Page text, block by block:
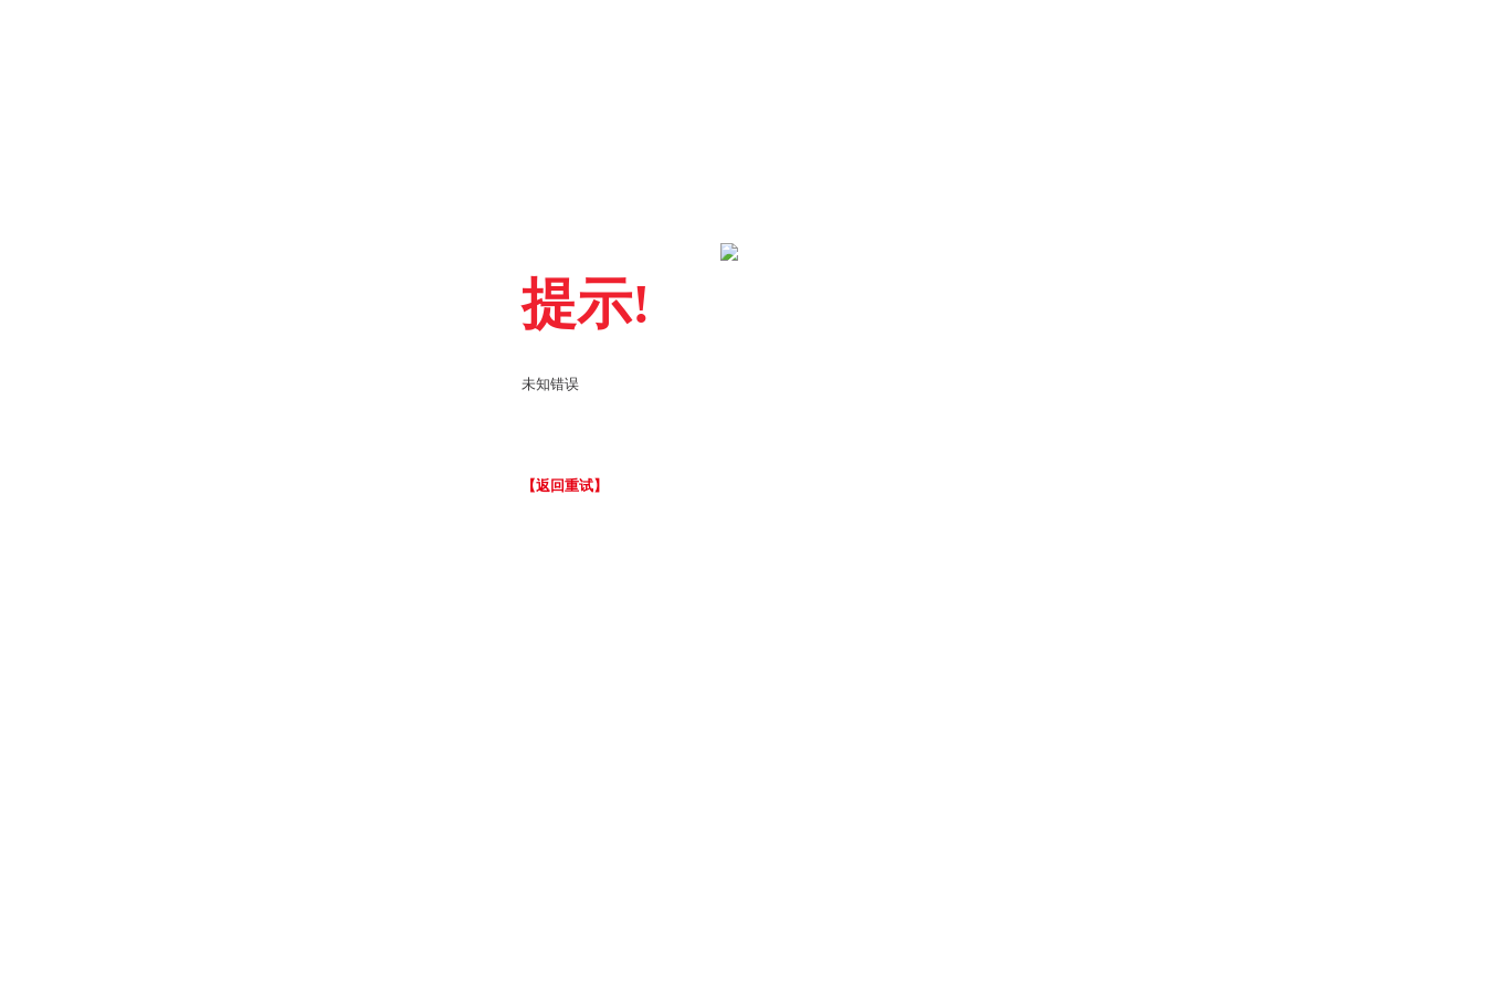
提示!
未知错误
【返回重试】